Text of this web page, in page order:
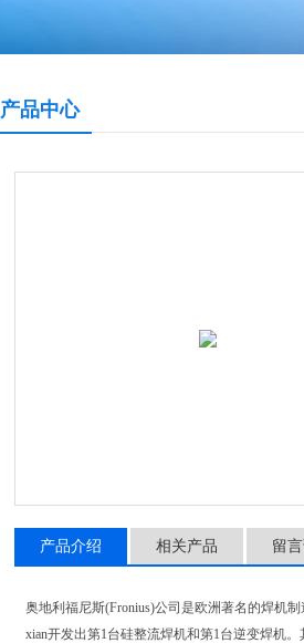
产品中心
产品介绍 相关产品 留
奥地利福尼斯(Fronius)公司是欧洲著名的焊机
xian开发出第1台硅整流焊机和第1台逆变焊机